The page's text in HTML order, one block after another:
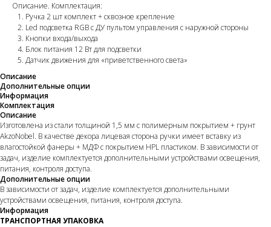
Описание. Комплектация:
Ручка 2 шт комплект + сквозное крепление
Led подсветка RGB с ДУ пультом управления с наружной стороны
Кнопки входа/выхода
Блок питания 12 Вт для подсветки
Датчик движения для «приветственного света»
Описание
Дополнительные опции
Информация
Комплектация
Описание
Изготовлена из стали толщиной 1,5 мм с полимерным покрытием + грунт
AkzoNobel. В качестве декора лицевая сторона ручки имеет вставку из
влагостойкой фанеры + МДФ с покрытием HPL пластиком. В зависимости от
задач, изделие комплектуется дополнительными устройствами освещения,
питания, контроля доступа.
Дополнительные опции
В зависимости от задач, изделие комплектуется дополнительными
устройствами освещения, питания, контроля доступа.
Информация
ТРАНСПОРТНАЯ УПАКОВКА